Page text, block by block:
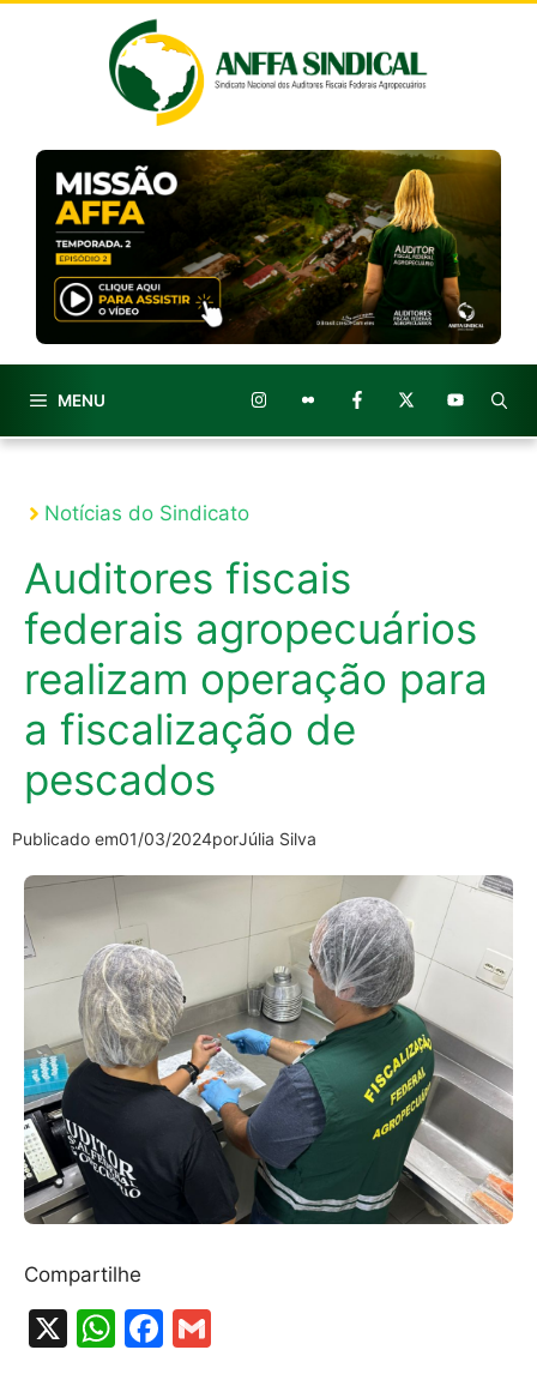
MENU
Notícias do Sindicato
Auditores fiscais
federais agropecuários
realizam operação para
a fiscalização de
pescados
Publicado em01/03/2024porJúlia Silva
Compartilhe
X
W F